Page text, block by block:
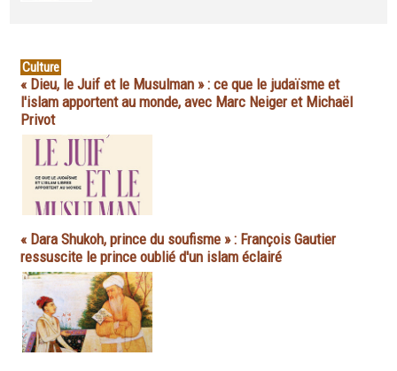
Culture
« Dieu, le Juif et le Musulman » : ce que le judaïsme et
l'islam apportent au monde, avec Marc Neiger et Michaël
Privot
« Dara Shukoh, prince du soufisme » : François Gautier
ressuscite le prince oublié d'un islam éclairé